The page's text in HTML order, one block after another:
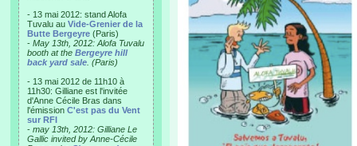
- 13 mai 2012: stand Alofa
Tuvalu au Vide-Grenier de la
Butte Bergeyre (Paris)
- May 13th, 2012: Alofa Tuvalu
booth at the Bergeyre hill
back yard sale . (Paris)
- 13 mai 2012 de 11h10 à
11h30: Gilliane est l'invitée
d'Anne Cécile Bras dans
l'émission C'est pas du Vent
sur RFI
- may 13th, 2012: Gilliane Le
Gallic invited by Anne-Cécile